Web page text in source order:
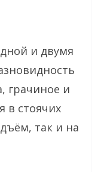
и двумя
грачиное и
в стоячих
так и на